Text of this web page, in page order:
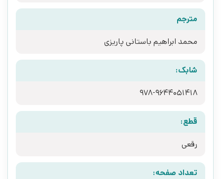
مترجم
محمد ابراهیم باستانی پاریزی
شابک:
978-9644051418
قطع:
رقعی
تعداد صفحه: